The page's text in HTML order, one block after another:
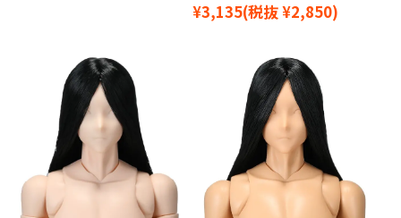
¥3,135(税抜 ¥2,850)